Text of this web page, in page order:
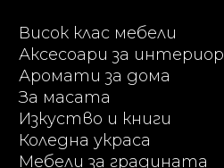
Висок клас мебели
Аксесоари за
Аромати за дома
За масата
Изкуство и книги
Коледна украса
Мебели за градината